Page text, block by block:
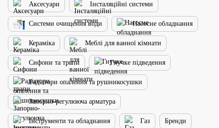
Аксесуари Інсталяційні системи
Системи очищення води Насосне обладнання
Кераміка Меблі для ванної кімнати
Сифони та трапи Гнучке підведення
Радіатори опалення та рушникосушки
Запорно-регулююча арматура
Інструменти та обладнання Газ Бренди